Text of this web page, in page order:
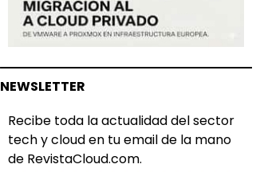
NEWSLETTER
Recibe toda la actualidad del sector
tech y cloud en tu email de la mano
de RevistaCloud.com.